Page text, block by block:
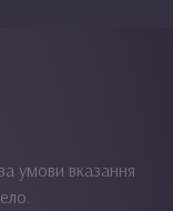
умови вказання